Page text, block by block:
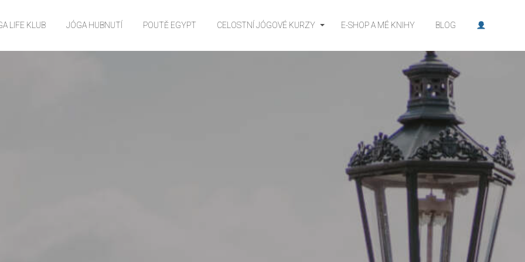
LIFE KLUB JÓGA HUBNUTÍ POUTĚ EGYPT CELOSTNÍ JÓGOVÉ KURZY E-SHOP A MÉ KNIHY BLOG